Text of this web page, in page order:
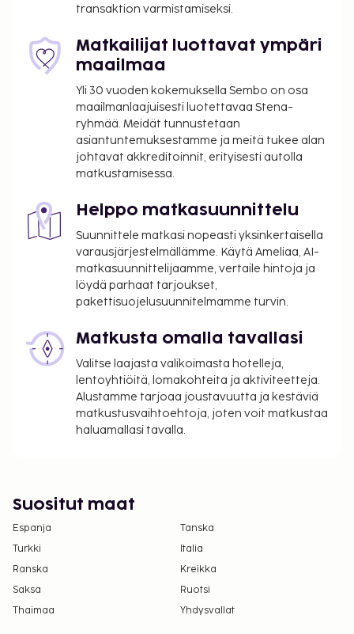
aikana 2.00 EUR per majoitustila per yö
Tässä on mainittu kaikki majoituspaikan meille
ilmoittamat maksut.
Kansallisten määräysten vuoksi käteismaksut
eivät voi ylittää 500 EUR:n suuruista summaa
tässä majoituspaikassa. Saat lisätietoja asiasta
ottamalla yhteyttä majoituspaikkaan
varausvahvistuksessa olevien tietojen avulla.
Kausiluontoinen uima-allas on käytettävissä 23.
huhtikuuta – 31. lokakuuta.
Uima-allasta voi käyttää klo 10.00–18.00.
Majoituspaikka siivotaan ammattimaisesti.
Kontaktiton sisäänkirjautuminen ja kontaktiton
uloskirjautuminen ovat saatavilla.
transaktion varmistamiseksi.
Matkailijat luottavat ympäri
maailmaa
Yli 30 vuoden kokemuksella Sembo on osa
maailmanlaajuisesti luotettavaa Stena-
ryhmää. Meidät tunnustetaan
asiantuntemuksestamme ja meitä tukee alan
johtavat akkreditoinnit, erityisesti autolla
matkustamisessa.
Helppo matkasuunnittelu
Suunnittele matkasi nopeasti yksinkertaisella
varausjärjestelmällämme. Käytä Ameliaa, AI-
matkasuunnittelijaamme, vertaile hintoja ja
löydä parhaat tarjoukset,
pakettisuojelusuunnitelmamme turvin.
Matkusta omalla tavallasi
Valitse laajasta valikoimasta hotelleja,
lentoyhtiöitä, lomakohteita ja aktiviteetteja.
Alustamme tarjoaa joustavuutta ja kestäviä
matkustusvaihtoehtoja, joten voit matkustaa
haluamallasi tavalla.
Suositut maat
Espanja
Tanska
Turkki
Italia
Ranska
Kreikka
Saksa
Ruotsi
Thaimaa
Yhdysvallat